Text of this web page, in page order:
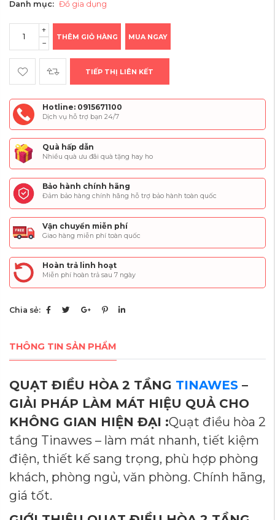
Danh mục: Đồ gia dụng
THÊM GIỎ HÀNG MUA NGAY
TIẾP THỊ LIÊN KẾT
Hotline: 0915671100
Dịch vụ hỗ trợ bạn 24/7
Quà hấp dẫn
Nhiều quà ưu đãi quà tặng hay ho
Bảo hành chính hãng
Đảm bảo hàng chính hãng hỗ trợ bảo hành toàn quốc
Vận chuyển miễn phí
Giao hàng miễn phí toàn quốc
Hoàn trả linh hoạt
Miễn phí hoàn trả sau 7 ngày
Chia sẻ:
THÔNG TIN SẢN PHẨM
QUẠT ĐIỀU HÒA 2 TẦNG TINAWES –
GIẢI PHÁP LÀM MÁT HIỆU QUẢ CHO
KHÔNG GIAN HIỆN ĐẠI :Quạt điều hòa 2
tầng Tinawes – làm mát nhanh, tiết kiệm
điện, thiết kế sang trọng, phù hợp phòng
khách, phòng ngủ, văn phòng. Chính hãng,
giá tốt.